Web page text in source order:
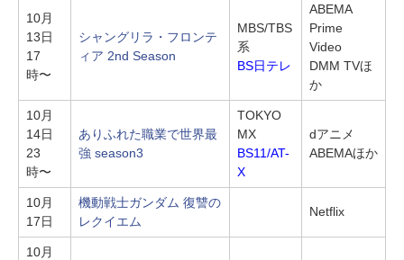
10月
13日
17
時〜
シャングリラ・フロンテ
ィア 2nd Season
MBS/TBS
系
BS日テレ
ABEMA
Prime
Video
DMM TVほ
か
10月
14日
23
時〜
ありふれた職業で世界最
強 season3
TOKYO
MX
BS11/AT-
X
dアニメ
ABEMAほか
10月
17日
機動戦士ガンダム 復讐の
レクイエム
Netflix
10月